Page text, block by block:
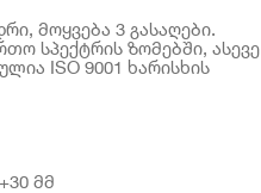
მოყვება 3 გასაღები.
სპექტრის ზომებში, ასევე
ISO 9001 ხარისხის
მმ